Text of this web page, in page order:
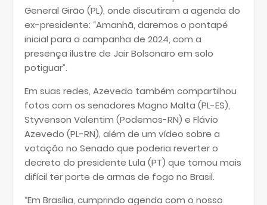
General Girão (PL), onde discutiram a agenda do
ex-presidente: “Amanhã, daremos o pontapé
inicial para a campanha de 2024, com a
presença ilustre de Jair Bolsonaro em solo
potiguar”.
Em suas redes, Azevedo também compartilhou
fotos com os senadores Magno Malta (PL-ES),
Styvenson Valentim (Podemos-RN) e Flávio
Azevedo (PL-RN), além de um vídeo sobre a
votação no Senado que poderia reverter o
decreto do presidente Lula (PT) que tornou mais
difícil ter porte de armas de fogo no Brasil.
“Em Brasília, cumprindo agenda com o nosso